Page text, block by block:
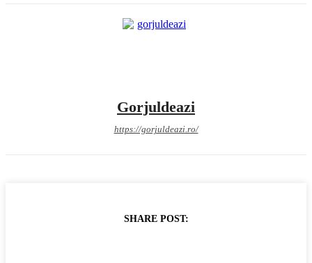
Gorjuldeazi
https://gorjuldeazi.ro/
SHARE POST: